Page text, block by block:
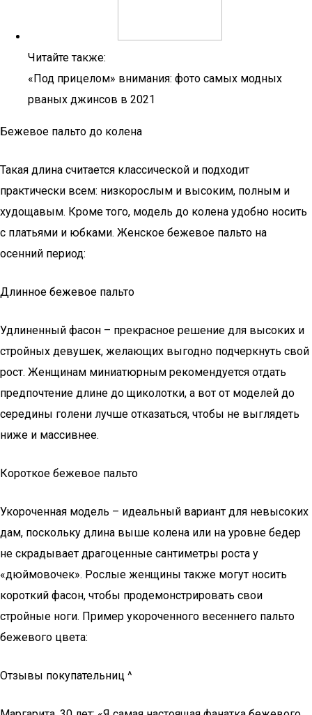
Читайте также:
«Под прицелом» внимания: фото самых модных
рваных джинсов в 2021
Бежевое пальто до колена
Такая длина считается классической и подходит
практически всем: низкорослым и высоким, полным и
худощавым. Кроме того, модель до колена удобно носить
с платьями и юбками. Женское бежевое пальто на
осенний период:
Длинное бежевое пальто
Удлиненный фасон – прекрасное решение для высоких и
стройных девушек, желающих выгодно подчеркнуть свой
рост. Женщинам миниатюрным рекомендуется отдать
предпочтение длине до щиколотки, а вот от моделей до
середины голени лучше отказаться, чтобы не выглядеть
ниже и массивнее.
Короткое бежевое пальто
Укороченная модель – идеальный вариант для невысоких
дам, поскольку длина выше колена или на уровне бедер
не скрадывает драгоценные сантиметры роста у
«дюймовочек». Рослые женщины также могут носить
короткий фасон, чтобы продемонстрировать свои
стройные ноги. Пример укороченного весеннего пальто
бежевого цвета:
Отзывы покупательниц ^